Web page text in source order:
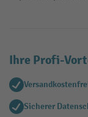
Ihre Profi-
Sicherer